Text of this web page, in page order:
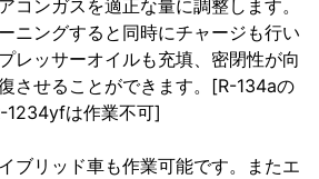
コンガスを適正な量に調整します。
ニングすると同時にチャージも行い
レッサーオイルも充填、密閉性が向
させることができます。[R-134aの
1234yfは作業不可]
ブリッド車も作業可能です。またエ